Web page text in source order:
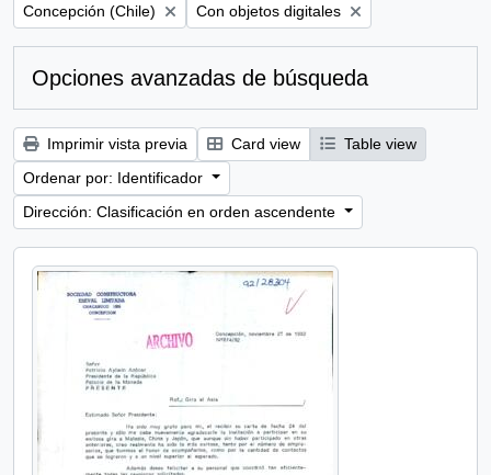
Remove filter:
Concepción (Chile) Remove filter:
Con objetos digitales
Opciones avanzadas de búsqueda
Imprimir vista previa Card view
Table view
Ordenar por: Identificador
Dirección: Clasificación en orden ascendente